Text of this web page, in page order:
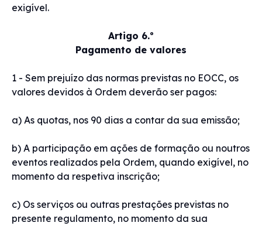
exigível.
Artigo 6.º
Pagamento de valores
1 - Sem prejuízo das normas previstas no EOCC, os
valores devidos à Ordem deverão ser pagos:
a) As quotas, nos 90 dias a contar da sua emissão;
b) A participação em ações de formação ou noutros
eventos realizados pela Ordem, quando exigível, no
momento da respetiva inscrição;
c) Os serviços ou outras prestações previstas no
presente regulamento, no momento da sua